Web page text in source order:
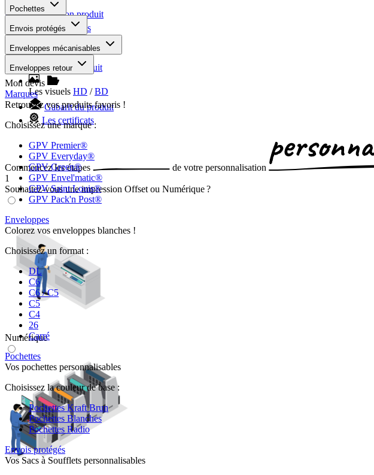
Pochettes
Envois protégés
Enveloppes mécanisables
Enveloppes retour
Mon devis
Marques
Retrouvez vos produits favoris !
Choisissez une marque :
GPV Premier®
GPV Everyday®
GPV Green®
GPV Envel'matic®
GPV Saint Louis®
GPV Pack'n Post®
Enveloppes
Colorez vos enveloppes blanches !
Choisissez un format :
DL
C6
C6 / C5
C5
C4
26
Carré
Pochettes
Vos pochettes personnalisables
Choisissez la couleur de base :
Pochettes Kraft Brun
Pochettes Blanches
Pochettes Radio
Envois protégés
Vos Sacs à Soufflets personnalisables
Personnaliser mon produit
Ajouter aux favoris
Téléchargements
La fiche produit
Les visuels HD / BD
Gabarit du produit
Les certificats
Commencez les étapes de votre personnalisation
1
Souhaitez-vous une impression Offset ou Numérique ?
Numérique